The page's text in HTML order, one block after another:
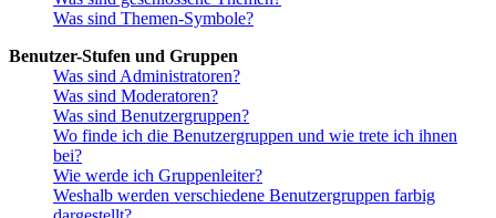
Was sind Themen-Symbole?
Benutzer-Stufen und Gruppen
Was sind Administratoren?
Was sind Moderatoren?
Was sind Benutzergruppen?
Wo finde ich die Benutzergruppen und wie trete ich ihnen
bei?
Wie werde ich Gruppenleiter?
Weshalb werden verschiedene Benutzergruppen farbig